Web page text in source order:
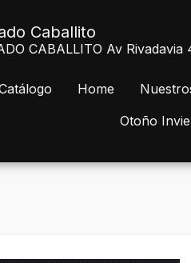
Caballito
CABALLITO Av
Home
Otoño